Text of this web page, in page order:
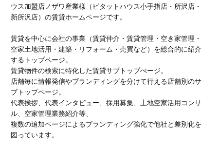
ウス加盟店ノザワ産業様（ピタットハウス小手指店・所沢店・
新所沢店）の賃貸ホームページです。
賃貸を中心に会社の事業（賃貸仲介・賃貸管理・空き家管理・
空家土地活用・建築・リフォーム・売買など）を総合的に紹介
するトップページ。
賃貸物件の検索に特化した賃貸サブトップぺージ。
店舗毎に情報発信やブランディングを分けて行える店舗別のサ
ブトップページ。
代表挨拶、代表インタビュー、採用募集、土地空家活用コンサ
ル、空家管理業務紹介等、
複数の追加ページによるブランディング強化で他社と差別化を
図っています。